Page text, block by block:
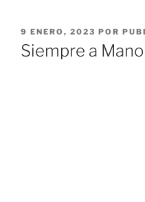
PUBLICADO
EL
9 ENERO, 2023 POR
Siempre a